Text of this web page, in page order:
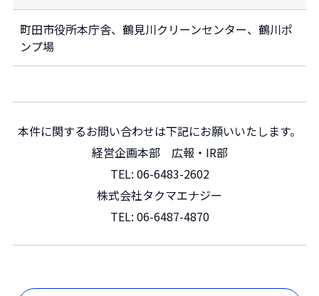
町田市役所本庁舎、鶴見川クリーンセンター、鶴川ポ
ンプ場
本件に関するお問い合わせは下記にお願いいたします。
経営企画本部 広報・IR部
TEL: 06-6483-2602
株式会社タクマエナジー
TEL: 06-6487-4870